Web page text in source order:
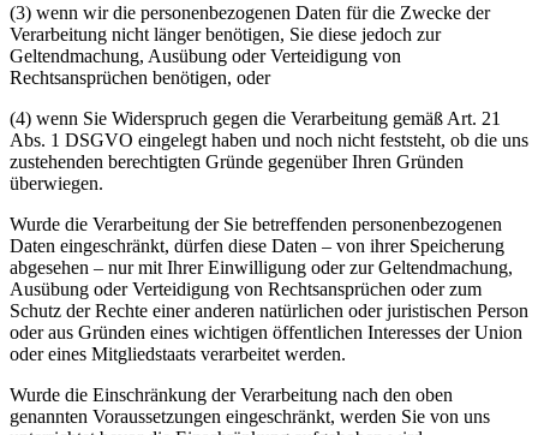
(3) wenn wir die personenbezogenen Daten für die Zwecke der
Verarbeitung nicht länger benötigen, Sie diese jedoch zur
Geltendmachung, Ausübung oder Verteidigung von
Rechtsansprüchen benötigen, oder
(4) wenn Sie Widerspruch gegen die Verarbeitung gemäß Art. 21
Abs. 1 DSGVO eingelegt haben und noch nicht feststeht, ob die uns
zustehenden berechtigten Gründe gegenüber Ihren Gründen
überwiegen.
Wurde die Verarbeitung der Sie betreffenden personenbezogenen
Daten eingeschränkt, dürfen diese Daten – von ihrer Speicherung
abgesehen – nur mit Ihrer Einwilligung oder zur Geltendmachung,
Ausübung oder Verteidigung von Rechtsansprüchen oder zum
Schutz der Rechte einer anderen natürlichen oder juristischen Person
oder aus Gründen eines wichtigen öffentlichen Interesses der Union
oder eines Mitgliedstaats verarbeitet werden.
Wurde die Einschränkung der Verarbeitung nach den oben
genannten Voraussetzungen eingeschränkt, werden Sie von uns